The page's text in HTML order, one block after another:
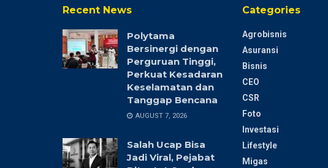
Recent News
Polytama
Bersinergi dengan
Perguruan Tinggi,
Perkuat Kesadaran
Keselamatan dan
Tanggap Bencana
AUGUST 7, 2026
Salah Ucap Bisa
Jadi Viral, Pejabat
Categories
Agrobisnis
Asuransi
Bisnis
CEO
CSR
Foto
Investasi
Lifestyle
Migas